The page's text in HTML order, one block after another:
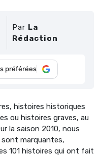
Par La
Rédaction
préférées
histoires historiques
ou histoires graves, au
la saison 2010, nous
sont marquantes,
101 histoires qui ont fait